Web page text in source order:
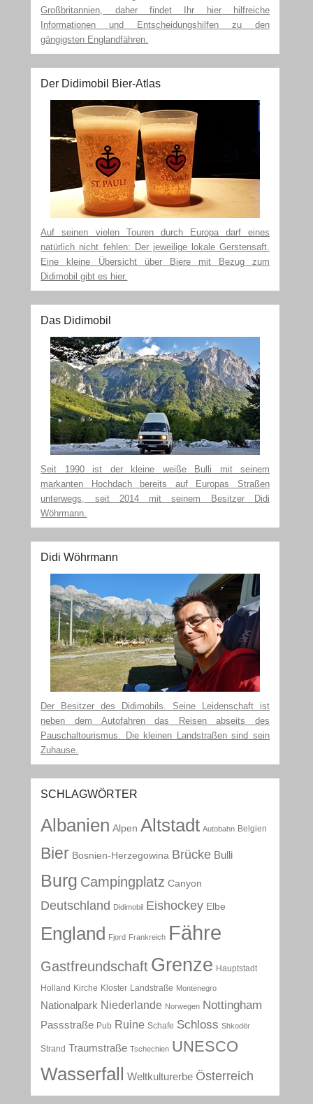
Großbritannien, daher findet Ihr hier hilfreiche
Informationen und Entscheidungshilfen zu den
gängigsten Englandfähren.
Der Didimobil Bier-Atlas
Auf seinen vielen Touren durch Europa darf eines
natürlich nicht fehlen: Der jeweilige lokale Gerstensaft.
Eine kleine Übersicht über Biere mit Bezug zum
Didimobil gibt es hier.
Das Didimobil
Seit 1990 ist der kleine weiße Bulli mit seinem
markanten Hochdach bereits auf Europas Straßen
unterwegs, seit 2014 mit seinem Besitzer Didi
Wöhrmann.
Didi Wöhrmann
Der Besitzer des Didimobils. Seine Leidenschaft ist
neben dem Autofahren das Reisen abseits des
Pauschaltourismus. Die kleinen Landstraßen sind sein
Zuhause.
SCHLAGWÖRTER
Albanien Alpen Altstadt Autobahn Belgien
Bier Bosnien-Herzegowina Brücke Bulli
Burg Campingplatz Canyon
Deutschland Didimobil Eishockey Elbe
England Fjord Frankreich Fähre
Gastfreundschaft Grenze Hauptstadt
Holland Kirche Kloster Landstraße Montenegro
Nationalpark Niederlande Norwegen Nottingham
Passstraße Pub Ruine Schafe Schloss Shkodër
Strand Traumstraße Tschechien UNESCO
Wasserfall Weltkulturerbe Österreich